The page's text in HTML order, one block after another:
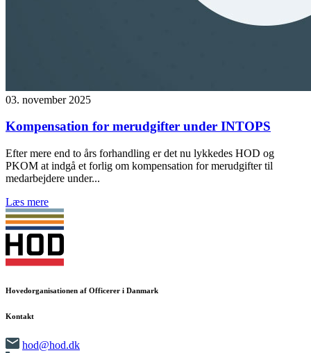
03. november 2025
Kompensation for merudgifter under INTOPS
Efter mere end to års forhandling er det nu lykkedes HOD og
PKOM at indgå et forlig om kompensation for merudgifter til
medarbejdere under...
Læs mere
Hovedorganisationen af Officerer i Danmark
Kontakt
hod@hod.dk